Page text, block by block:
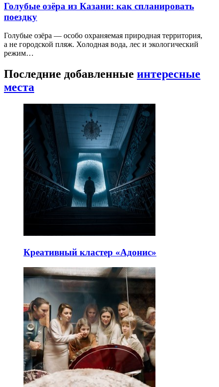
Голубые озёра из Казани: как спланировать
поездку
Голубые озёра — особо охраняемая природная территория,
а не городской пляж. Холодная вода, лес и экологический
режим…
Последние добавленные интересные
места
Креативный кластер «Адонис»